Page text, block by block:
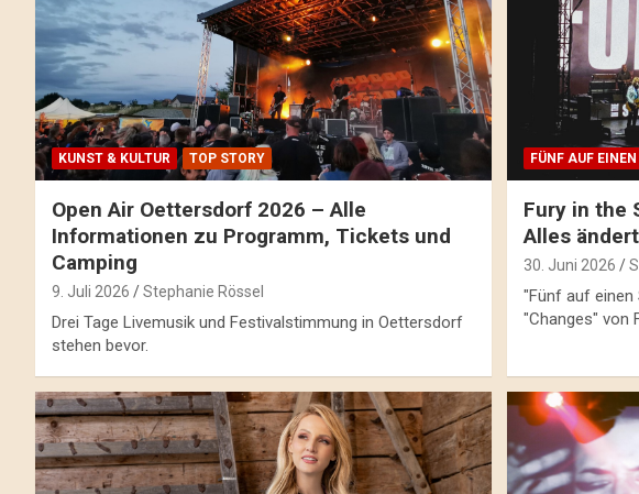
KUNST & KULTUR TOP STORY
Open Air Oettersdorf 2026 – Alle
Informationen zu Programm, Tickets und
Camping
9. Juli 2026 Stephanie Rössel
Drei Tage Livemusik und Festivalstimmung in Oettersdorf
stehen bevor.
FÜNF AUF
Fury in the
Alles
30. Juni 2026
"Fünf auf einen
"Changes" von